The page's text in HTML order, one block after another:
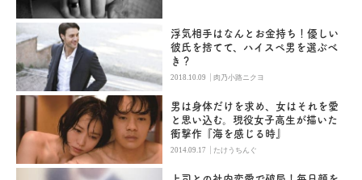
浮気相手はなんとお金持ち！優しい
彼氏を捨てて、ハイスペ男を選ぶべ
き？
2018.10.09 |肉乃小路ニクヨ
男は身体だけを求め、女はそれを愛
と思い込む。現役女子高生が描いた
衝撃作『海を感じる時』
2014.09.17 | たけうちんぐ